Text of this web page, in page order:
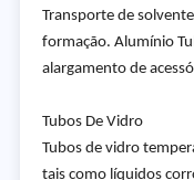
Transporte de
formação. Alumínio
alargamento de
Tubos De Vidro
Tubos de vidro
tais como líquidos